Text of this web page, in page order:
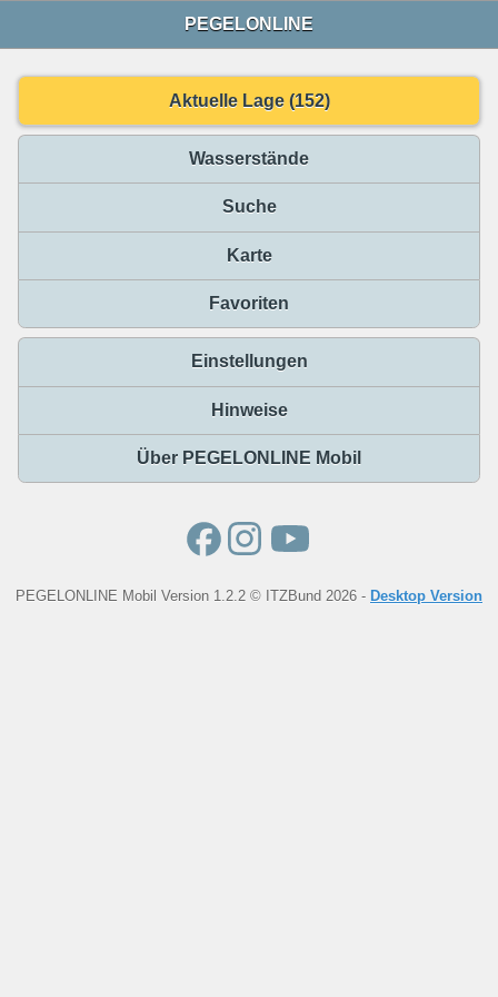
PEGELONLINE
Aktuelle Lage (152)
Wasserstände
Suche
Karte
Favoriten
Einstellungen
Hinweise
Über PEGELONLINE Mobil
PEGELONLINE Mobil Version 1.2.2 © ITZBund 2026 - Desktop Version